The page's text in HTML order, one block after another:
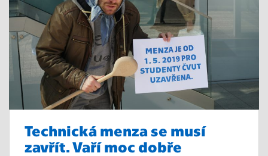
Technická menza se musí
zavřít. Vaří moc dobře